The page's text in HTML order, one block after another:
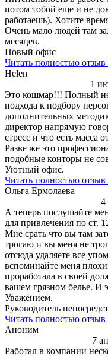
потом тобой еще и не
работаешь). Хотите
Очень мало людей там
месяцев.
Новый офис
Читать полностью
Helen
1
Это кошмар!!! Полный
подхода к подбору
дополнительных
директор напрямую
стресс и что есть масса
Разве же это
подобные конторы не
Уютный офис.
Читать полностью
Ольга Ермолаева
4
А теперь послушайте
для привлечения по
Мне срать что вы там
трогаю и вы меня не
отсюда удаляете все
вспоминайте меня
проработала в своей
вашем грязном белье. И
Уважением.
Руководитель
Читать полностью
Аноним
7
Работал в компании